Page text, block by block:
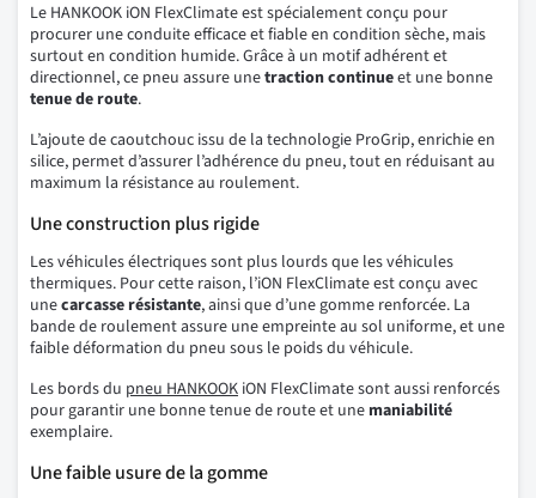
Le HANKOOK iON FlexClimate est spécialement conçu pour
procurer une conduite efficace et fiable en condition sèche, mais
surtout en condition humide. Grâce à un motif adhérent et
directionnel, ce pneu assure unetractioncontinueet une bonne
tenue de route.
L’ajoute de caoutchouc issu de la technologie ProGrip, enrichie en
silice, permet d’assurer l’adhérence du pneu, tout en réduisant au
maximum la résistance au roulement.
Une construction plus rigide
Les véhicules électriques sont plus lourds que les véhicules
thermiques. Pour cette raison, l’iON FlexClimate est conçu avec
unecarcasse résistante, ainsi que d’une gomme renforcée. La
bande de roulement assure une empreinte au sol uniforme, et une
faible déformation du pneu sous le poids du véhicule.
Les bords du pneu HANKOOK iON FlexClimate sont aussi renforcés
pour garantir une bonne tenue de route et une maniabilité
exemplaire.
Une faible usure de la gomme